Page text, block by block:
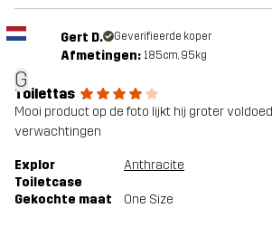
G
Gert D. Geverifieerde koper
Afmetingen: 185cm, 95kg
Toilettas
Mooi product op de foto lijkt hij groter
verwachtingen
Explor
Toiletcase
Anthracite
Gekochte maat One Size